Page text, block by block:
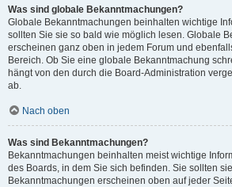
Was sind globale Bekanntmachungen?
Globale Bekanntmachungen beinhalten wichtige
sollten Sie sie so bald wie möglich lesen. Globale
erscheinen ganz oben in jedem Forum und
Bereich. Ob Sie eine globale Bekanntmachung
hängt von den durch die Board-Administration
ab.
Nach oben
Was sind Bekanntmachungen?
Bekanntmachungen beinhalten meist wichtige
des Boards, in dem Sie sich befinden. Sie sollten
Bekanntmachungen erscheinen oben auf jeder